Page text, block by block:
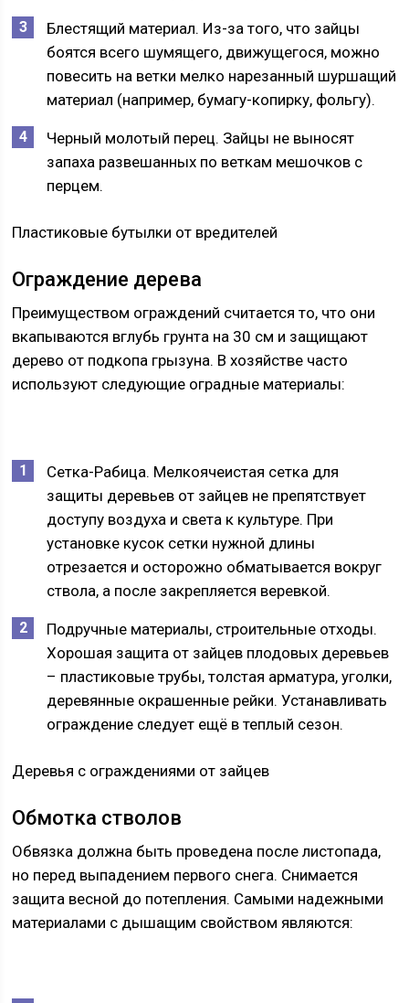
Блестящий материал. Из-за того, что зайцы
боятся всего шумящего, движущегося, можно
повесить на ветки мелко нарезанный шуршащий
материал (например, бумагу-копирку, фольгу).
Черный молотый перец. Зайцы не выносят
запаха развешанных по веткам мешочков с
перцем.
Пластиковые бутылки от вредителей
Ограждение дерева
Преимуществом ограждений считается то, что они
вкапываются вглубь грунта на 30 см и защищают
дерево от подкопа грызуна. В хозяйстве часто
используют следующие оградные материалы:
Сетка-Рабица. Мелкоячеистая сетка для
защиты деревьев от зайцев не препятствует
доступу воздуха и света к культуре. При
установке кусок сетки нужной длины
отрезается и осторожно обматывается вокруг
ствола, а после закрепляется веревкой.
Подручные материалы, строительные отходы.
Хорошая защита от зайцев плодовых деревьев
– пластиковые трубы, толстая арматура, уголки,
деревянные окрашенные рейки. Устанавливать
ограждение следует ещё в теплый сезон.
Деревья с ограждениями от зайцев
Обмотка стволов
Обвязка должна быть проведена после листопада,
но перед выпадением первого снега. Снимается
защита весной до потепления. Самыми надежными
материалами с дышащим свойством являются: